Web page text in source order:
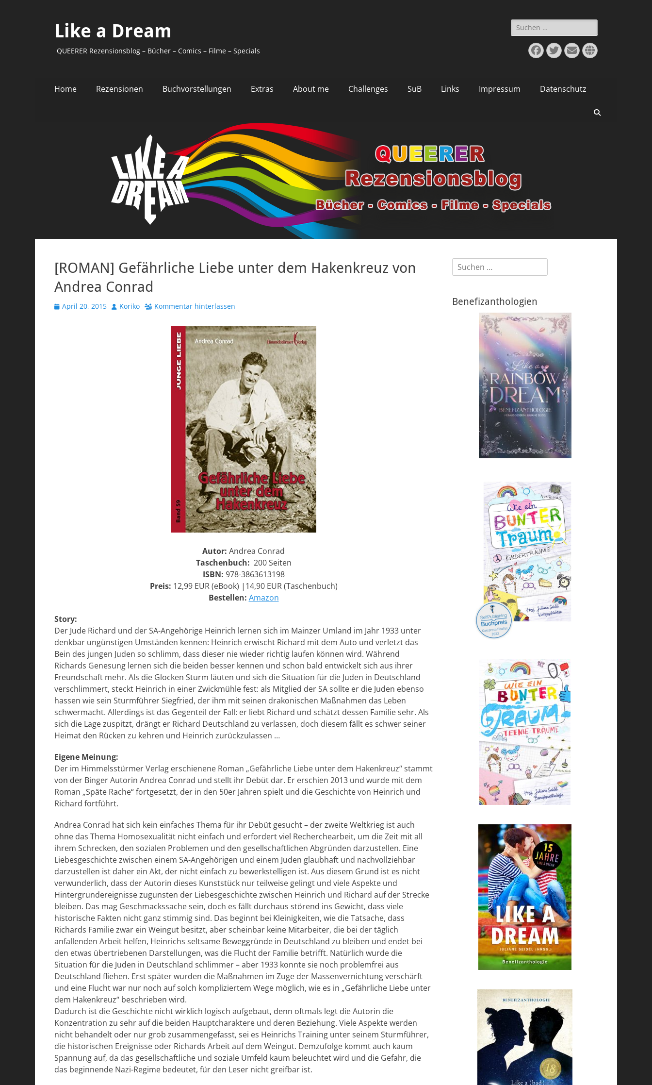
Like a Dream
QUEERER Rezensionsblog – Bücher – Comics – Filme – Specials
Suchen
nach:
Facebook
Twitter
E-
Mail
Website
Primäres
Inhalt
Home Rezensionen Buchvorstellungen Extras About me Challenges SuB Links Impressum Datenschutz
[ROMAN] Gefährliche Liebe unter dem Hakenkreuz von
Andrea Conrad
Veröffentlicht
April 20, 2015 AutorKoriko Kommentar hinterlassen
Autor: Andrea Conrad
Taschenbuch: 200 Seiten
ISBN: 978-3863613198
Preis: 12,99 EUR (eBook) |14,90 EUR (Taschenbuch)
Bestellen: Amazon
Story:
Der Jude Richard und der SA-Angehörige Heinrich lernen sich im Mainzer Umland im Jahr 1933 unter
denkbar ungünstigen Umständen kennen: Heinrich erwischt Richard mit dem Auto und verletzt das
Bein des jungen Juden so schlimm, dass dieser nie wieder richtig laufen können wird. Während
Richards Genesung lernen sich die beiden besser kennen und schon bald entwickelt sich aus ihrer
Freundschaft mehr. Als die Glocken Sturm läuten und sich die Situation für die Juden in Deutschland
verschlimmert, steckt Heinrich in einer Zwickmühle fest: als Mitglied der SA sollte er die Juden ebenso
hassen wie sein Sturmführer Siegfried, der ihm mit seinen drakonischen Maßnahmen das Leben
schwermacht. Allerdings ist das Gegenteil der Fall: er liebt Richard und schätzt dessen Familie sehr. Als
sich die Lage zuspitzt, drängt er Richard Deutschland zu verlassen, doch diesem fällt es schwer seiner
Heimat den Rücken zu kehren und Heinrich zurückzulassen …
Eigene Meinung:
Der im Himmelsstürmer Verlag erschienene Roman „Gefährliche Liebe unter dem Hakenkreuz“ stammt
von der Binger Autorin Andrea Conrad und stellt ihr Debüt dar. Er erschien 2013 und wurde mit dem
Roman „Späte Rache“ fortgesetzt, der in den 50er Jahren spielt und die Geschichte von Heinrich und
Richard fortführt.
Andrea Conrad hat sich kein einfaches Thema für ihr Debüt gesucht – der zweite Weltkrieg ist auch
ohne das Thema Homosexualität nicht einfach und erfordert viel Recherchearbeit, um die Zeit mit all
ihrem Schrecken, den sozialen Problemen und den gesellschaftlichen Abgründen darzustellen. Eine
Liebesgeschichte zwischen einem SA-Angehörigen und einem Juden glaubhaft und nachvollziehbar
darzustellen ist daher ein Akt, der nicht einfach zu bewerkstelligen ist. Aus diesem Grund ist es nicht
verwunderlich, dass der Autorin dieses Kunststück nur teilweise gelingt und viele Aspekte und
Hintergrundereignisse zugunsten der Liebesgeschichte zwischen Heinrich und Richard auf der Strecke
bleiben. Das mag Geschmackssache sein, doch es fällt durchaus störend ins Gewicht, dass viele
historische Fakten nicht ganz stimmig sind. Das beginnt bei Kleinigkeiten, wie die Tatsache, dass
Richards Familie zwar ein Weingut besitzt, aber scheinbar keine Mitarbeiter, die bei der täglich
anfallenden Arbeit helfen, Heinrichs seltsame Beweggründe in Deutschland zu bleiben und endet bei
den etwas übertriebenen Darstellungen, was die Flucht der Familie betrifft. Natürlich wurde die
Situation für die Juden in Deutschland schlimmer – aber 1933 konnte sie noch problemfrei aus
Deutschland fliehen. Erst später wurden die Maßnahmen im Zuge der Massenvernichtung verschärft
und eine Flucht war nur noch auf solch kompliziertem Wege möglich, wie es in „Gefährliche Liebe unter
dem Hakenkreuz“ beschrieben wird.
Dadurch ist die Geschichte nicht wirklich logisch aufgebaut, denn oftmals legt die Autorin die
Konzentration zu sehr auf die beiden Hauptcharaktere und deren Beziehung. Viele Aspekte werden
nicht behandelt oder nur grob zusammengefasst, sei es Heinrichs Training unter seinem Sturmführer,
die historischen Ereignisse oder Richards Arbeit auf dem Weingut. Demzufolge kommt auch kaum
Spannung auf, da das gesellschaftliche und soziale Umfeld kaum beleuchtet wird und die Gefahr, die
das beginnende Nazi-Regime bedeutet, für den Leser nicht greifbar ist.
Suchen
nach:
Benefizanthologien